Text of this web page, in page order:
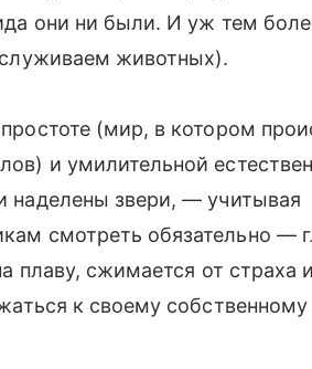
они ни были. И уж тем
животных).
(мир, в котором
и умилительной
наделены звери, — учитывая
смотреть обязательно —
плаву, сжимается от страха
к своему собственному